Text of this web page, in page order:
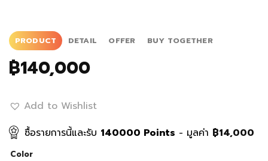
PRODUCT DETAIL OFFER BUY TOGETHER
฿140,000
Add to Wishlist
ซื้อรายการนี้และรับ 140000 Points - มูลค่า ฿14,000
Color